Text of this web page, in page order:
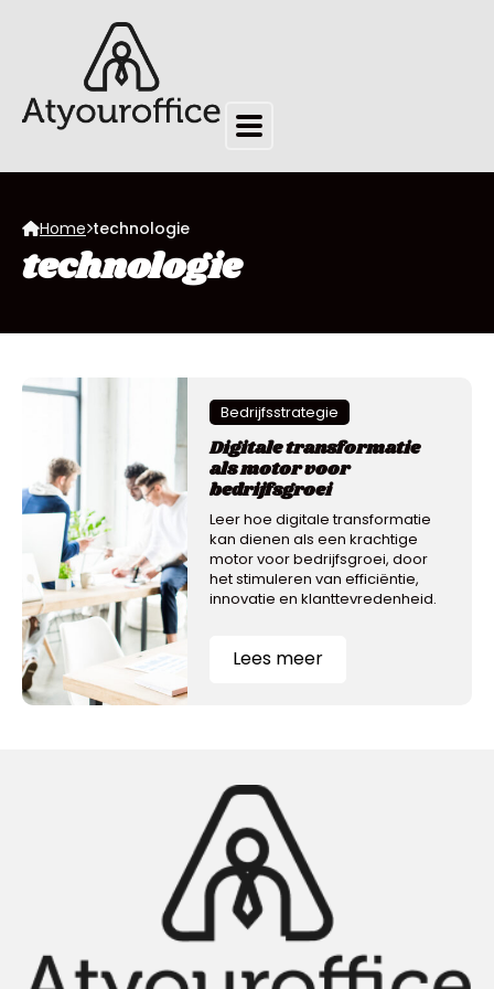
Home technologie
technologie
Bedrijfsstrategie
Digitale transformatie
als motor voor
bedrijfsgroei
Leer hoe digitale transformatie
kan dienen als een krachtige
motor voor bedrijfsgroei, door
het stimuleren van efficiëntie,
innovatie en klanttevredenheid.
Lees meer